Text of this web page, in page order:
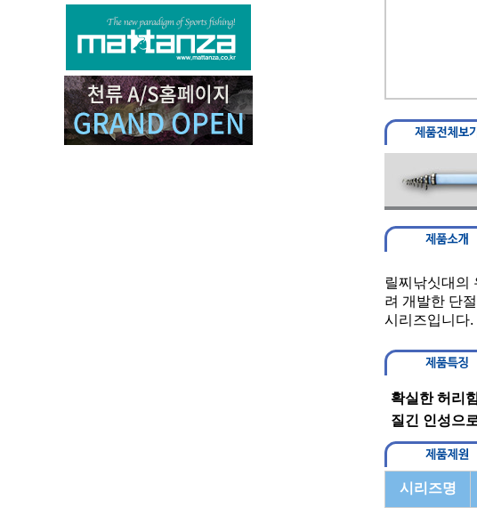
릴찌낚싯대의
려 개발한 단
시리즈입니다
확실한 허리
질긴 인성으
시리즈명